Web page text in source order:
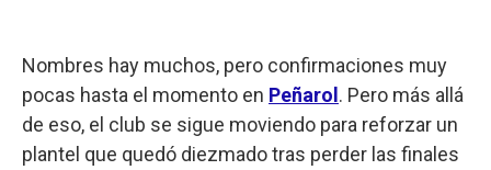
Nombres hay muchos, pero confirmaciones muy
pocas hasta el momento en Peñarol . Pero más allá
de eso, el club se sigue moviendo para reforzar un
plantel que quedó diezmado tras perder las finales